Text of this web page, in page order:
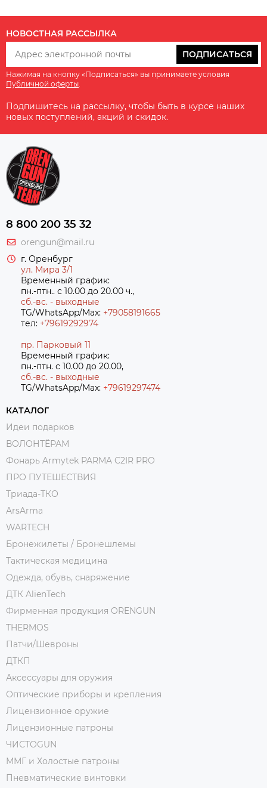
НОВОСТНАЯ РАССЫЛКА
ПОДПИСАТЬСЯ
Нажимая на кнопку «Подписаться» вы принимаете условия
Публичной оферты
Подпишитесь на рассылку, чтобы быть в курсе наших
новых поступлений, акций и скидок.
8 800 200 35 32
orengun@mail.ru
г. Оренбург
ул. Мира 3/1
Временный график:
пн.-птн.. с 10.00 до 20.00 ч.,
сб.-вс. - выходные
TG/WhatsApp/Max: +79058191665
тел: +79619292974
пр. Парковый 11
Временный график:
пн.-птн. с 10.00 до 20.00,
сб.-вс. - выходные
TG/WhatsApp/Max: +79619297474
КАТАЛОГ
Идеи подарков
ВОЛОНТЁРАМ
Фонарь Armytek PARMA C2IR PRO
ПРО ПУТЕШЕСТВИЯ
Триада-ТКО
ArsArma
WARTECH
Бронежилеты / Бронешлемы
Тактическая медицина
Одежда, обувь, снаряжение
ДТК AlienTech
Фирменная продукция ORENGUN
THERMOS
Патчи/Шевроны
ДТКП
Аксессуары для оружия
Оптические приборы и крепления
Лицензионное оружие
Лицензионные патроны
ЧИСТОGUN
ММГ и Холостые патроны
Пневматические винтовки